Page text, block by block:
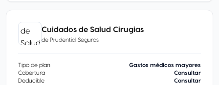
Cuidados de Salud Cirugias
de Prudential Seguros
Tipo de plan
Gastos médicos mayores
Cobertura
Consultar
Deducible
Consultar